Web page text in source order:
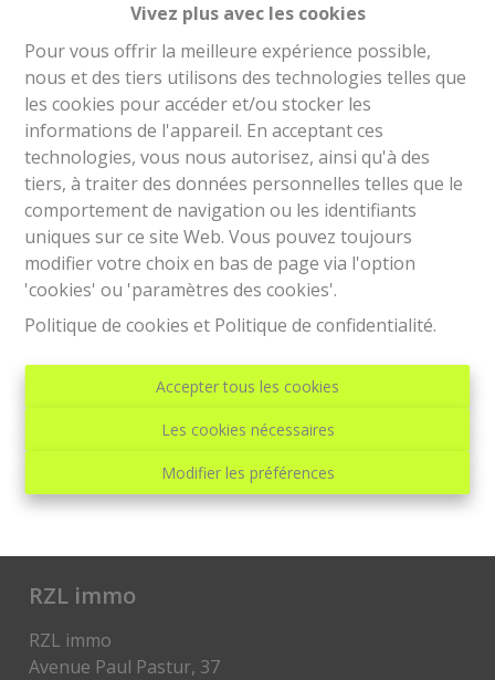
Vivez plus avec les cookies
Pour vous offrir la meilleure expérience possible,
nous et des tiers utilisons des technologies telles que
les cookies pour accéder et/ou stocker les
informations de l'appareil. En acceptant ces
technologies, vous nous autorisez, ainsi qu'à des
tiers, à traiter des données personnelles telles que le
comportement de navigation ou les identifiants
uniques sur ce site Web. Vous pouvez toujours
modifier votre choix en bas de page via l'option
'cookies' ou 'paramètres des cookies'.
Politique de cookies et Politique de confidentialité.
Accepter tous les cookies
Les cookies nécessaires
Modifier les préférences
Il est très compliqué d’apprécier l’état d’un
bien en se référant à quelques photos qui ne
montrent pas les détails.
En tant que propriétaire, on manque souvent
d’objectivité et de recul sur son propre bien.
Les prix observés sur les annonces ne sont
pas toujours les prix obtenus ou convenus
entre les parties, ceux-ci restent souvent
confidentiels.
La situation géographique du bien ne peut
pas toujours être déterminée grâce aux
photos présentes sur les publicités.
Cependant, en tant que propriétaire, vous aurez une
petite idée du prix de votre bien, et, ensembles, nous
vous aiderons à l’affiner.
RZL immo
RZL immo
Avenue Paul Pastur, 37